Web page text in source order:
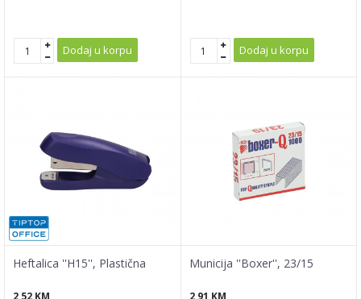
Dodaj u korpu Dodaj u korpu
Heftalica ''H15'', Plastična
2,52 KM
Municija ''Boxer'', 23/15
2,91 KM